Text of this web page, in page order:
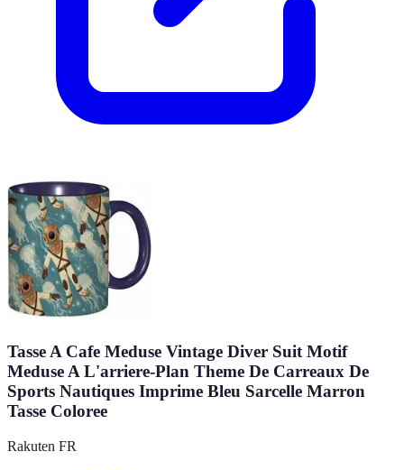
Tasse A Cafe Meduse Vintage Diver Suit Motif
Meduse A L'arriere-Plan Theme De Carreaux De
Sports Nautiques Imprime Bleu Sarcelle Marron
Tasse Coloree
Rakuten FR